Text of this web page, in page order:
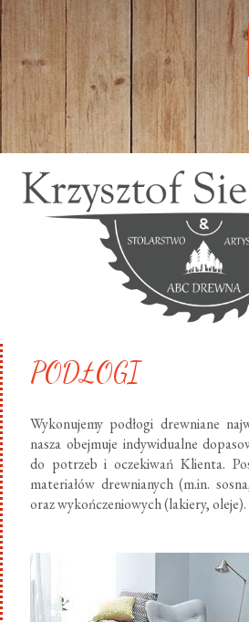
PODŁOGI
Wykonujemy podłogi drewniane
nasza obejmuje indywidualne
do potrzeb i oczekiwań Klienta.
materiałów drewnianych (m.in.
oraz wykończeniowych (lakiery, oleje).